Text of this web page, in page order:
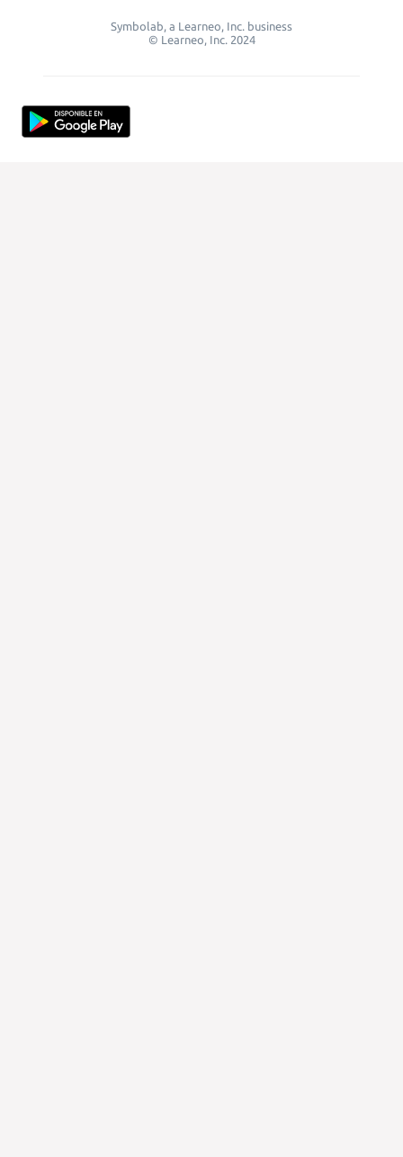
Symbolab, a Learneo, Inc. business
© Learneo, Inc. 2024